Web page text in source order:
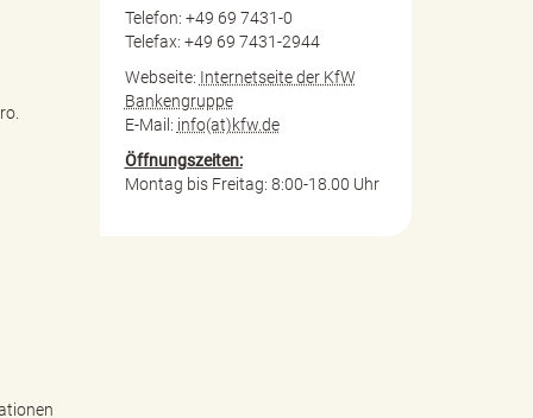
Telefon: +49 69 7431-0
Telefax: +49 69 7431-2944
Webseite: Internetseite der KfW
Bankengruppe
E-Mail: info(at)kfw.de
Öffnungszeiten:
Montag bis Freitag: 8:00-18.00 Uhr